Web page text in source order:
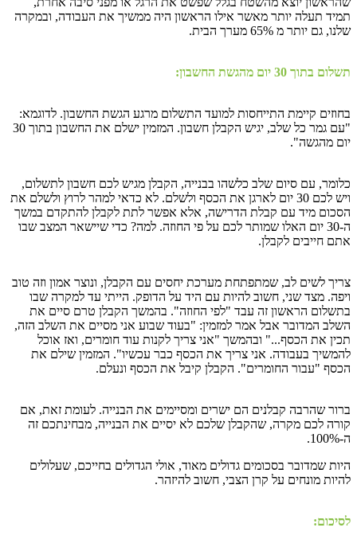
תמיד תעלה יותר מאשר אילו הראשון היה ממשיך את העבודה, ובמקרה
שלנו, גם יותר מ 65% מערך הבית.
תשלום בתוך 30 יום מהגשת החשבון:
בחוזים קיימת התייחסות למועד התשלום מרגע הגשת החשבון. לדוגמא:
"עם גמר כל שלב, יגיש הקבלן חשבון. המזמין ישלם את החשבון בתוך 30
יום מהגשה".
כלומר, עם סיום שלב כלשהו בבנייה, הקבלן מגיש לכם חשבון לתשלום,
ויש לכם 30 יום לארגן את הכסף ולשלם. לא כדאי למהר לרוץ ולשלם את
הסכום מיד עם קבלת הדרישה, אלא אפשר לתת לקבלן להתקדם במשך
ה-30 יום האלו שמותר לכם על פי החוזה. למה? כדי שיישאר המצב שבו
אתם חייבים לקבלן.
צריך לשים לב, שמתפתחת מערכת יחסים עם הקבלן, ונוצר אמון וזה טוב
ויפה. מצד שני, חשוב להיות עם היד על הדופק. הייתי עד למקרה שבו
בתשלום הראשון זה עבד "לפי החוזה". בהמשך הקבלן טרם סיים את
השלב המדובר אבל אמר למזמין: "בעוד שבוע אני מסיים את השלב הזה,
תכין את הכסף..." ובהמשך "אני צריך לקנות עוד חומרים, ואז אוכל
להמשיך בעבודה. אני צריך את הכסף כבר עכשיו". המזמין שילם את
הכסף "עבור החומרים". הקבלן קיבל את הכסף ונעלם.
ברור שהרבה קבלנים הם ישרים ומסיימים את הבנייה. לעומת זאת, אם
קורה לכם מקרה, שהקבלן שלכם לא יסיים את הבנייה, מבחינתכם זה
ה-100%.
היות שמדובר בסכומים גדולים מאוד, אולי הגדולים בחייכם, שעלולים
להיות מונחים על קרן הצבי, חשוב להיזהר.
לסיכום: